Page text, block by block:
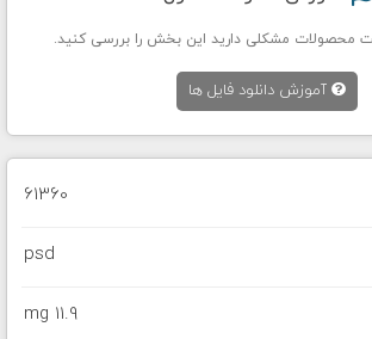
محصولات مشکلی دارید این بخش را بررسی کنید.
آموزش دانلود فایل ها
61360
psd
11.9 mg